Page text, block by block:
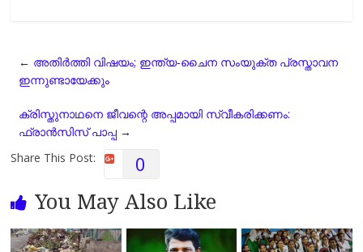
b
o
k
s
A
p
g
r
m
l
L
e
← അതിർത്തി വിഷയം; ഇന്ത്യ-ചൈന സംയുക്ത പ്രസ്താവന
ഇന്നുണ്ടായേക്കും
ക്രിസ്തുനാഥനെ ജീവന്റെ അപ്പമായി സ്വീകരിക്കണം:
ഫ്രാൻസിസ് പാപ്പ →
Share This Post:
0
You May Also Like